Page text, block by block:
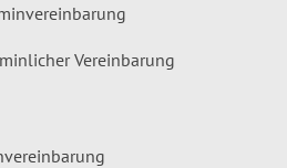
Vereinbarung